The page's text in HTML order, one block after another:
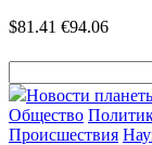
$81.41 €94.06
Новости
Общество
Происшествия